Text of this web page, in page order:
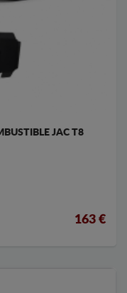
JAC T8
163 €